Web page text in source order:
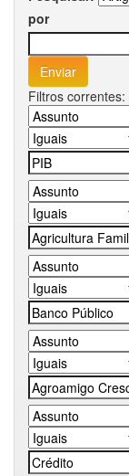
por
Filtros correntes: